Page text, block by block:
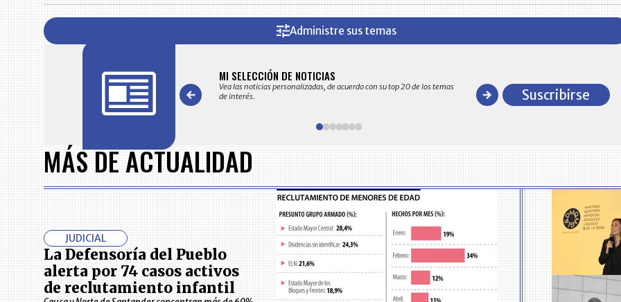
Administre sus temas
en su correo electrónico las noticias seleccionadas por nuestro
MI SELECCIÓN DE NOTICIAS
Vea las noticias personalizadas, de acuerdo con su top 20 de los temas
de interés.
comportamiento general y detallado de las
en ventas en Colombia
of
7
Suscribirse
MÁS DE ACTUALIDAD
JUDICIAL
La Defensoría del Pueblo
alerta por 74 casos activos
de reclutamiento infantil